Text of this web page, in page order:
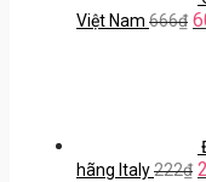
Việt Nam 666₫
hãng Italy222₫